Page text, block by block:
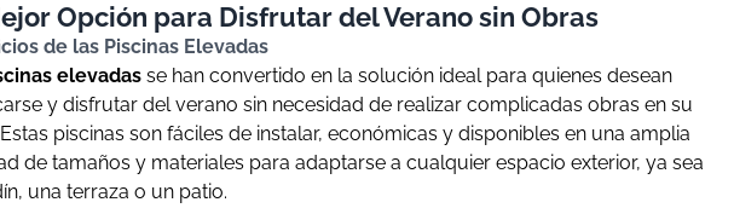
Opción para Disfrutar del Verano sin Obras
de las Piscinas Elevadas
elevadas se han convertido en la solución ideal para quienes desean
y disfrutar del verano sin necesidad de realizar complicadas obras en su
piscinas son fáciles de instalar, económicas y disponibles en una amplia
de tamaños y materiales para adaptarse a cualquier espacio exterior, ya sea
una terraza o un patio.